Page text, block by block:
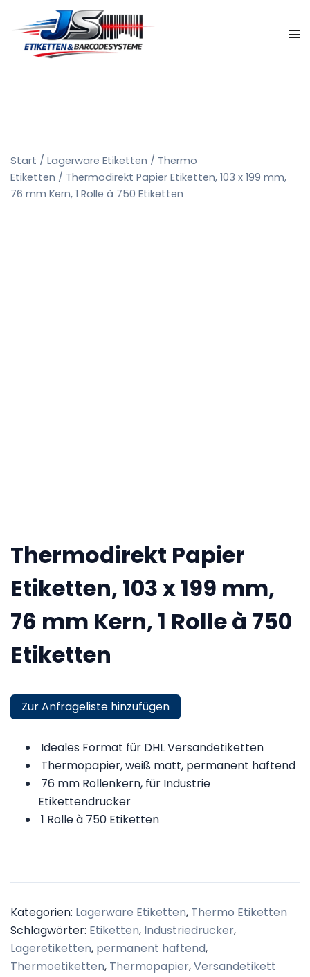
Inhalt
springen
Start / Lagerware Etiketten / Thermo
Etiketten / Thermodirekt Papier Etiketten, 103 x 199 mm,
76 mm Kern, 1 Rolle à 750 Etiketten
Thermodirekt Papier
Etiketten, 103 x 199 mm,
76 mm Kern, 1 Rolle à 750
Etiketten
Zur Anfrageliste hinzufügen
Ideales Format für DHL Versandetiketten
Thermopapier, weiß matt, permanent haftend
76 mm Rollenkern, für Industrie
Etikettendrucker
1 Rolle à 750 Etiketten
Kategorien: Lagerware Etiketten, Thermo Etiketten
Schlagwörter: Etiketten, Industriedrucker,
Lageretiketten, permanent haftend,
Thermoetiketten, Thermopapier,Versandetikett